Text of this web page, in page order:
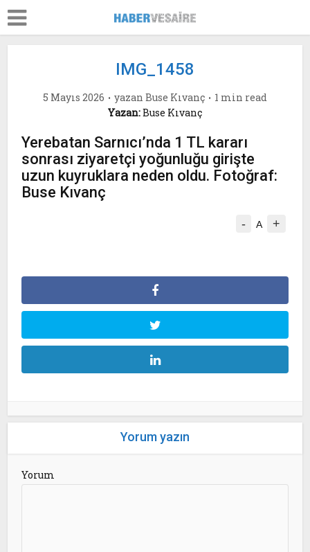
IMG_1458
5 Mayıs 2026 yazan Buse Kıvanç
1 min read
Yazan:Buse Kıvanç
Yerebatan Sarnıcı’nda 1 TL kararı
sonrası ziyaretçi yoğunluğu girişte
uzun kuyruklara neden oldu. Fotoğraf:
Buse Kıvanç
- A +
Yorum yazın
Yorum